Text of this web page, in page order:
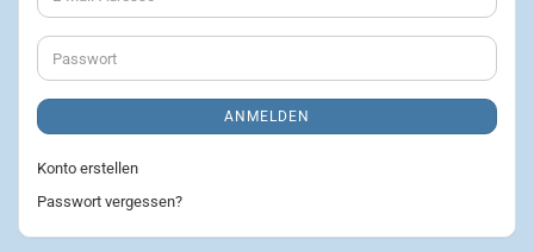
Mail-
Adresse
Passwort
ANMELDEN
Konto erstellen
Passwort vergessen?